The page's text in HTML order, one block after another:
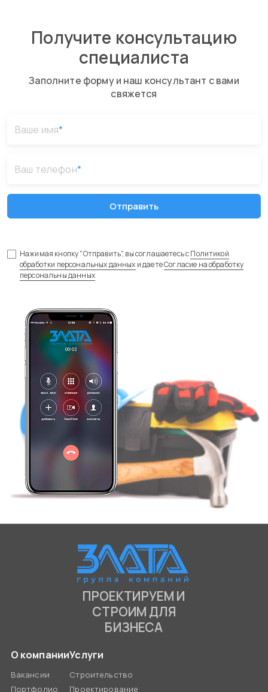
Получите консультацию
специалиста
Заполните форму и наш консультант с вами
свяжется
Ваше имя*
Ваш телефон*
Отправить
Нажимая кнопку "Отправить", вы соглашаетесь сПолитикой
обработки персональных данных и даетеСогласие на обработку
персональны данных
ПРОЕКТИРУЕМ И
СТРОИМ ДЛЯ
БИЗНЕСА
О компании
Вакансии
Портфолио
Услуги
Строительство
Проектирование